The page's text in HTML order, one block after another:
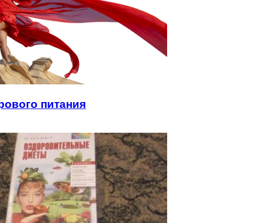
питания